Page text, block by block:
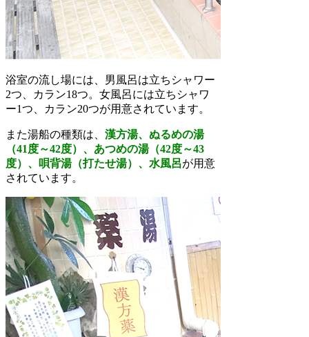
浴室の流し場には、男風呂は立ちシャワー
2つ、カラン18つ。女風呂には立ちシャワ
ー1つ、カラン20つが用意されています。
また湯船の種類は、 漢方湯、ぬるめの湯
（41度～42度）、あつめの湯（42度～43
度）、唄背湯（打たせ湯）、水風呂が用意
されています。